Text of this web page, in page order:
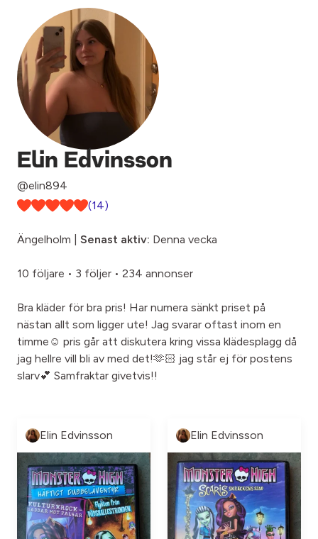
Elin Edvinsson
@elin894
(14)
Ängelholm | Senast aktiv: Denna vecka
10 följare • 3 följer • 234 annonser
Bra kläder för bra pris! Har numera sänkt priset på
nästan allt som ligger ute! Jag svarar oftast inom en
timme☺️ pris går att diskutera kring vissa klädesplagg då
jag hellre vill bli av med det!🫶🏻 jag står ej för postens
slarv💕 Samfraktar givetvis!!
Elin Edvinsson Elin Edvinsson